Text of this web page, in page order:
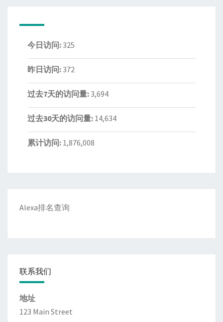
今日访问: 325
昨日访问: 372
过去7天的访问量: 3,694
过去30天的访问量: 14,634
累计访问: 1,876,008
Alexa排名查询
联系我们
地址
123 Main Street